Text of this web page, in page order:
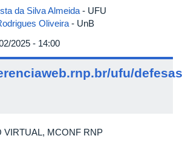
da Silva Almeida - UFU
Oliveira - UnB
2025 - 14:00
ufu/
VIRTUAL, MCONF RNP